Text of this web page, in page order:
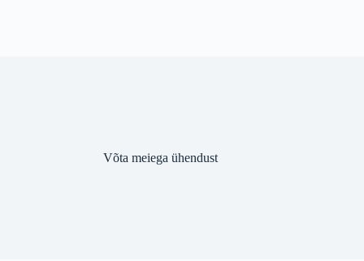
Võta meiega ühendust